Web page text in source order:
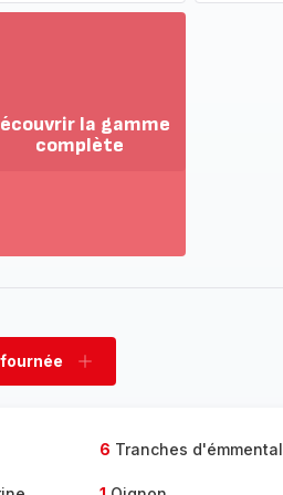
la gamme
complète
fournée
Ajouter
6 Tranches d'émmental